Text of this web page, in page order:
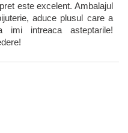
este excelent. Ambalajul
aduce plusul care a
intreaca asteptarile!